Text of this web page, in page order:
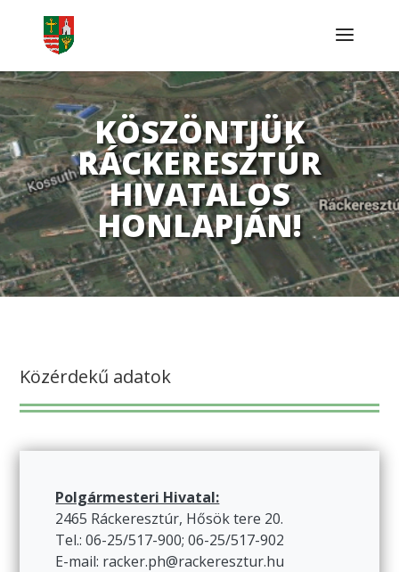
KÖSZÖNTJÜK
RÁCKERESZTÚR
HIVATALOS
HONLAPJÁN!
Közérdekű adatok
Polgármesteri Hivatal:
2465 Ráckeresztúr, Hősök tere 20.
Tel.: 06-25/517-900; 06-25/517-902
E-mail: racker.ph@rackeresztur.hu